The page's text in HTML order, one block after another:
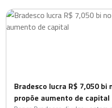
Bradesco lucra R$ 7,050 bi
propõe aumento de capital